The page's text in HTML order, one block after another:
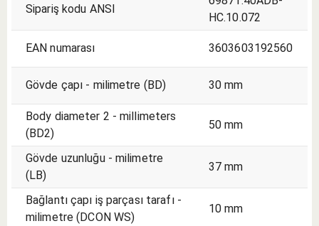
Sipariş kodu ANSI
HC.10.072
EAN numarası 3603603192560
Gövde çapı - milimetre (BD) 30 mm
Body diameter 2 - millimeters
(BD2)
50 mm
Gövde uzunluğu - milimetre
(LB)
37 mm
Bağlantı çapı iş parçası tarafı -
milimetre (DCON WS)
10 mm